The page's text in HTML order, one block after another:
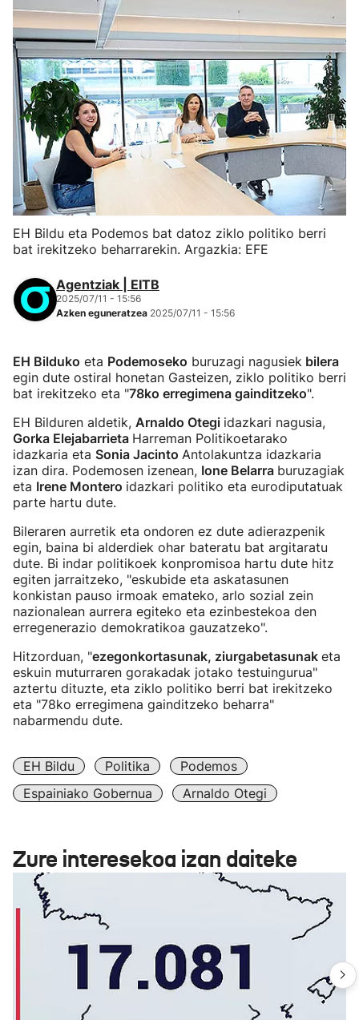
EH Bildu eta Podemos bat datoz ziklo politiko berri
bat irekitzeko beharrarekin. Argazkia: EFE
Agentziak | EITB
2025/07/11 - 15:56
Azken eguneratzea 2025/07/11 - 15:56
EH Bilduko eta Podemoseko buruzagi nagusiek bilera
egin dute ostiral honetan Gasteizen, ziklo politiko berri
bat irekitzeko eta "78ko erregimena gainditzeko".
EH Bilduren aldetik, Arnaldo Otegi idazkari nagusia,
Gorka Elejabarrieta Harreman Politikoetarako
idazkaria eta Sonia Jacinto Antolakuntza idazkaria
izan dira. Podemosen izenean, Ione Belarra buruzagiak
eta Irene Montero idazkari politiko eta eurodiputatuak
parte hartu dute.
Bileraren aurretik eta ondoren ez dute adierazpenik
egin, baina bi alderdiek ohar bateratu bat argitaratu
dute. Bi indar politikoek konpromisoa hartu dute hitz
egiten jarraitzeko, "eskubide eta askatasunen
konkistan pauso irmoak emateko, arlo sozial zein
nazionalean aurrera egiteko eta ezinbestekoa den
erregenerazio demokratikoa gauzatzeko".
Hitzorduan, "ezegonkortasunak, ziurgabetasunak eta
eskuin muturraren gorakadak jotako testuingurua"
aztertu dituzte, eta ziklo politiko berri bat irekitzeko
eta "78ko erregimena gainditzeko beharra"
nabarmendu dute.
EH Bildu Politika
Podemos
Espainiako Gobernua
Arnaldo Otegi
Zure interesekoa izan daiteke